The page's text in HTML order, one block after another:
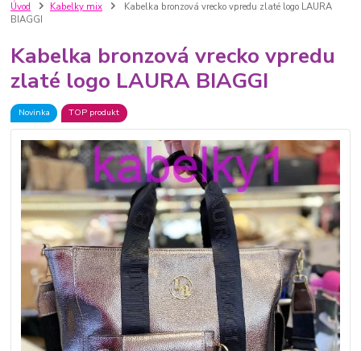
Úvod Kabelky mix
Kabelka bronzová vrecko vpredu zlaté logo LAURA
BIAGGI
Kabelka bronzová vrecko vpredu
zlaté logo LAURA BIAGGI
Novinka TOP produkt